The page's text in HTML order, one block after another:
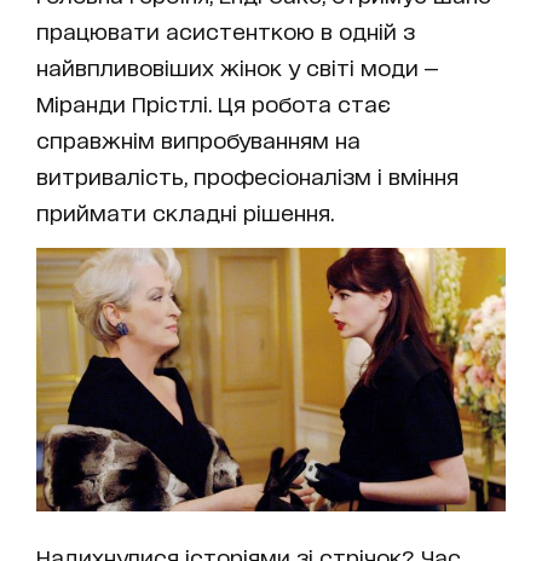
працювати асистенткою в одній з
найвпливовіших жінок у світі моди —
Міранди Прістлі. Ця робота стає
справжнім випробуванням на
витривалість, професіоналізм і вміння
приймати складні рішення.